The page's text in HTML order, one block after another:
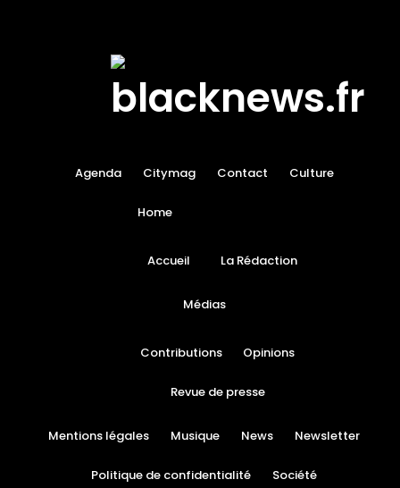
Agenda Citymag Contact Culture
Home
Accueil La Rédaction
Médias
Contributions Opinions
Revue de presse
Mentions légales Musique News Newsletter
Politique de confidentialité Société